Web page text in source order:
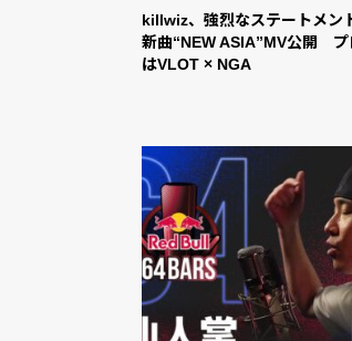
killwiz、強烈なステートメン
新曲“NEW ASIA”MV公開 プ
はVLOT × NGA